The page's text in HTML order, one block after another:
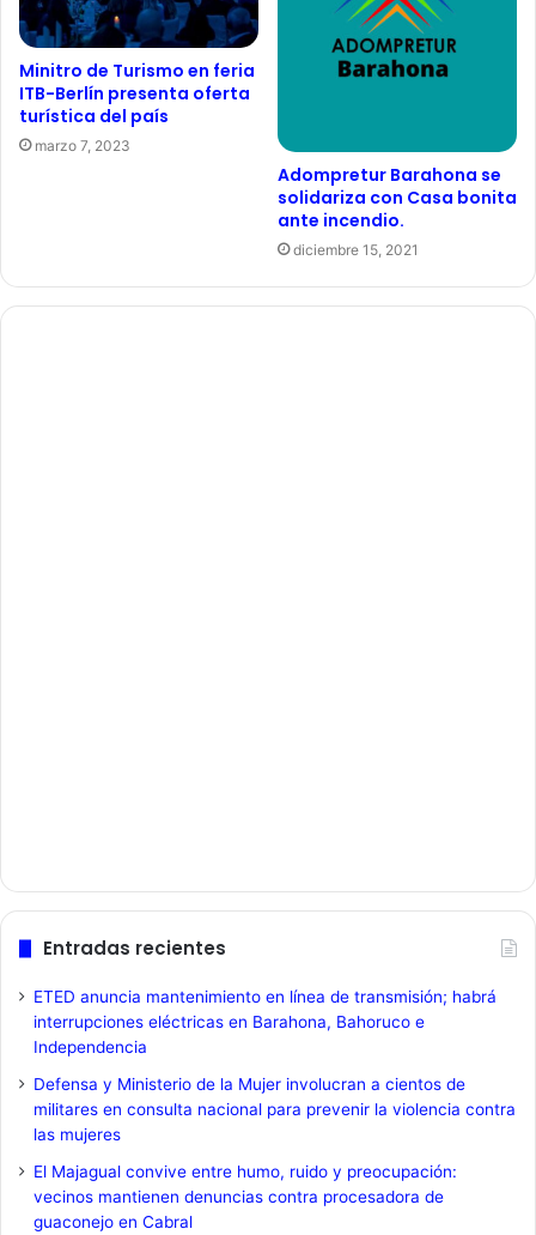
Minitro de Turismo en feria
ITB-Berlín presenta oferta
turística del país
marzo 7, 2023
Adompretur Barahona se
solidariza con Casa bonita
ante incendio.
diciembre 15, 2021
Entradas recientes
ETED anuncia mantenimiento en línea de transmisión; habrá
interrupciones eléctricas en Barahona, Bahoruco e
Independencia
Defensa y Ministerio de la Mujer involucran a cientos de
militares en consulta nacional para prevenir la violencia contra
las mujeres
El Majagual convive entre humo, ruido y preocupación:
vecinos mantienen denuncias contra procesadora de
guaconejo en Cabral